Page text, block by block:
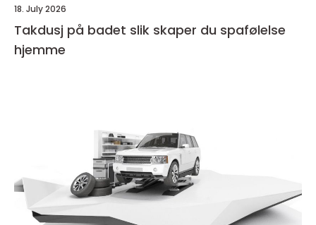
18. July 2026
Takdusj på badet slik skaper du spafølelse
hjemme